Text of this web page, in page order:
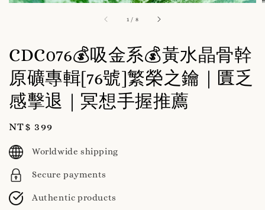
1 / 8
CDC076💰吸金系💰黃水晶骨幹
原礦專輯[76號]繁榮之鑰｜匱乏
感擊退｜冥想手握推薦
Regular
price
NT$ 399
Worldwide shipping
Secure payments
Authentic products